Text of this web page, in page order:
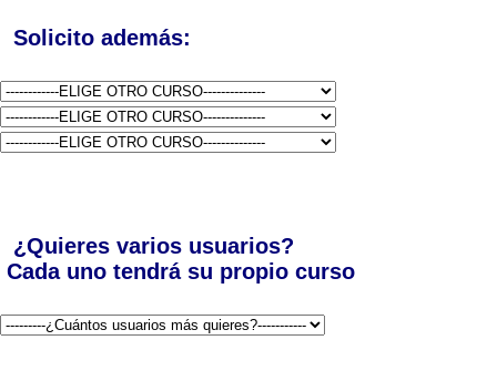
Solicito además:
¿Quieres varios usuarios?
Cada uno tendrá su propio curso